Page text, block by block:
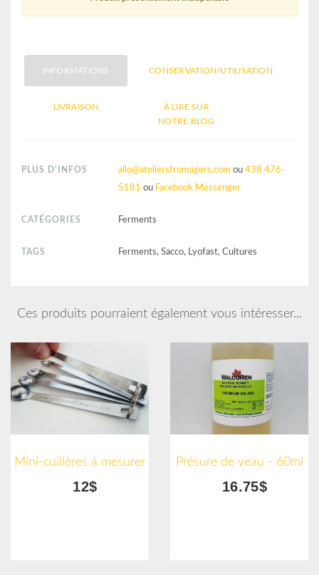
INFORMATIONS CONSERVATION/UTILISATION
LIVRAISON
À LIRE SUR
NOTRE BLOG
PLUS D'INFOS allo@ateliersfromagers.com ou 438 476-
5181 ou Facebook Messenger
CATÉGORIES Ferments
TAGS Ferments, Sacco, Lyofast, Cultures
Ces produits pourraient également vous intéresser...
Mini-cuillères à mesurer
12$
Présure de veau - 60ml
16.75$